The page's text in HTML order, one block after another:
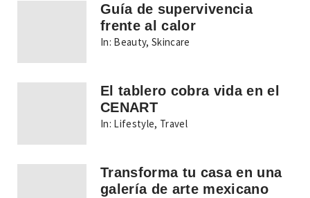
Guía de supervivencia
frente al calor
In: Beauty,Skincare
El tablero cobra vida en el
CENART
In: Lifestyle, Travel
Transforma tu casa en una
galería de arte mexicano